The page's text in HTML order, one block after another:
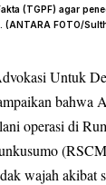
(TGPF) agar
(ANTARA FOTO/
Untuk
bahwa
operasi di
wajah akibat